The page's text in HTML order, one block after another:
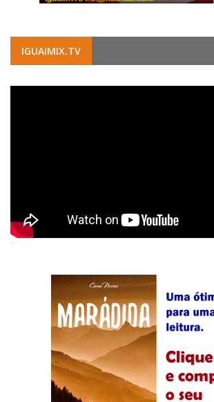
IGUAIMIX.TV